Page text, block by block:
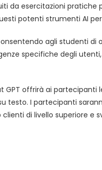
da esercitazioni
potenti strumenti AI
agli studenti di
specifiche degli
GPT offrirà ai
testo. I partecipanti
di livello superiore